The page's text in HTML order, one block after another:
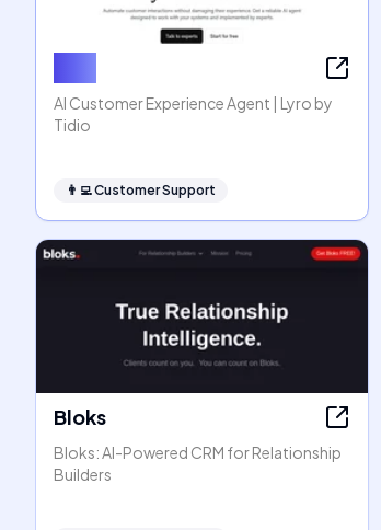
AI Customer Experience Agent | Lyro by
Tidio
👨‍💻Customer Support
Bloks
Bloks: AI-Powered CRM for Relationship
Builders